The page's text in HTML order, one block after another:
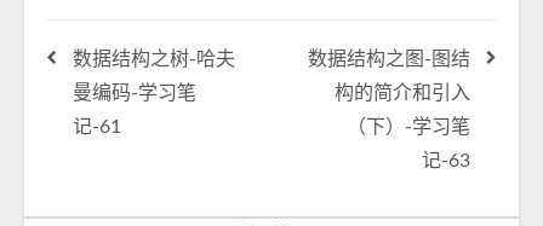
数据结构之树-哈夫
曼编码-学习笔
记-61
数据结构之图-图结
构的简介和引入
（下）-学习笔
记-63